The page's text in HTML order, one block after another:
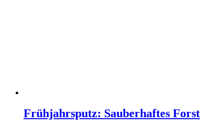
Frühjahrsputz: Sauberhaftes Forst